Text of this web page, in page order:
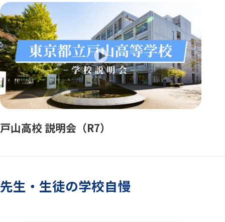
戸山高校 説明会（R7）
先生・生徒の学校自慢